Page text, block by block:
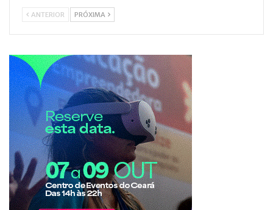
ANTERIOR PRÓXIMA